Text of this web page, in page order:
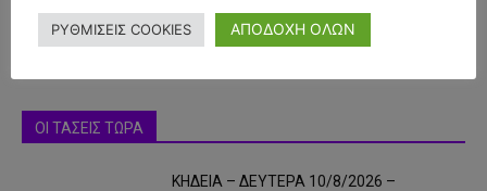
ΟΙ ΤΑΣΕΙΣ ΤΩΡΑ
ΚΗΔΕΙΑ – ΔΕΥΤΕΡΑ 10/8/2026 –
ΡΥΘΜΙΣΕΙΣ COOKIES ΑΠΟΔΟΧΗ ΟΛΩΝ